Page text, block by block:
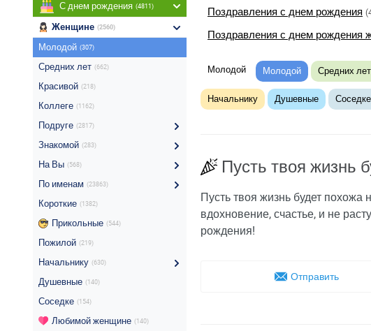
С днем рождения (4811)
Женщине (2560)
Молодой (307)
Средних лет (662)
Красивой (218)
Коллеге (1162)
Подруге (2817)
Знакомой (283)
На Вы (568)
По именам (23863)
Короткие (1382)
Прикольные (544)
Пожилой (219)
Начальнику (630)
Душевные (140)
Соседке (154)
Любимой женщине (140)
Поздравления с днем рождения
Поздравления с днем рождения
Молодой Молодой Средних лет
Начальнику Душевные Соседке
Пусть твоя жизнь
Пусть твоя жизнь будет
вдохновение, счастье, и не
рождения!
Отправить